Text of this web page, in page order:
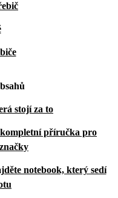
stojí za to
příručka pro
notebook, který sedí